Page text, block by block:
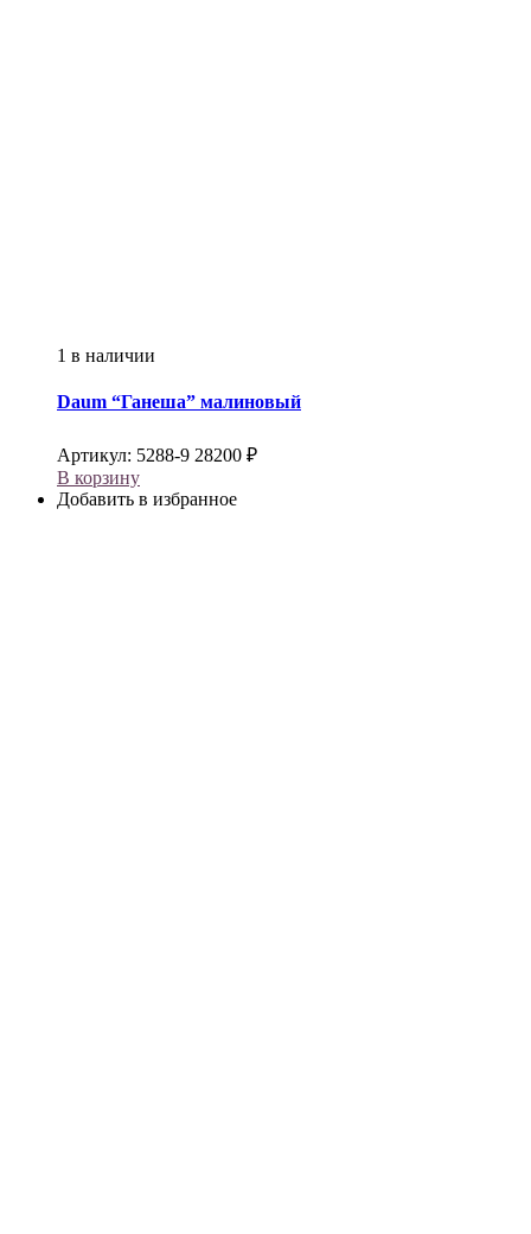
1 в наличии
Daum “Ганеша” малиновый
Артикул: 5288-9 28200 ₽
В корзину
Добавить в избранное